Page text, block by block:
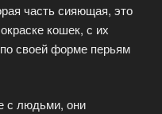
часть сияющая, это
кошек, с их
своей форме перьям
с людьми, они